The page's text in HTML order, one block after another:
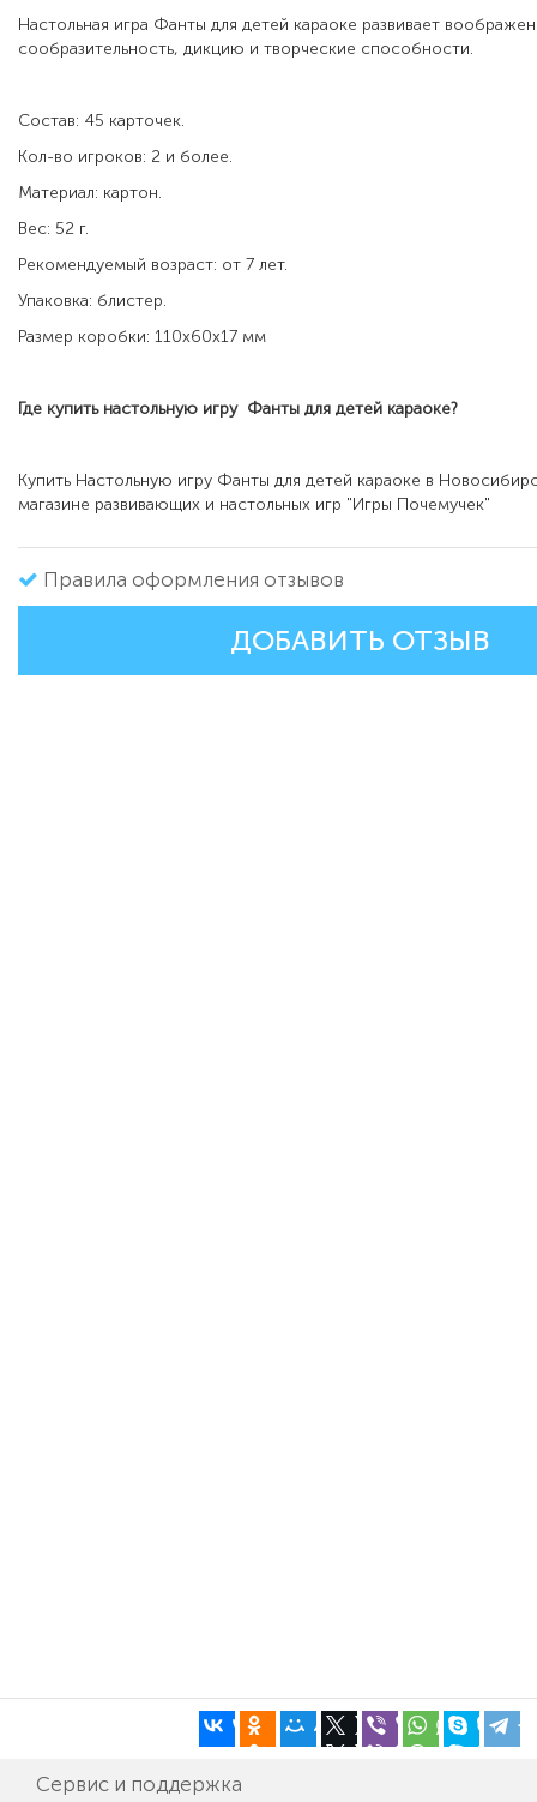
Настольная игра Фанты для детей караоке развивает
сообразительность, дикцию и творческие способности.
Состав: 45 карточек.
Кол-во игроков: 2 и более.
Материал: картон.
Вес: 52 г.
Рекомендуемый возраст: от 7 лет.
Упаковка: блистер.
Размер коробки: 110х60х17 мм
Где купить настольную игру Фанты для детей караоке?
Купить Настольную игру Фанты для детей караоке в
магазине развивающих и настольных игр "Игры Почемучек"
Правила оформления отзывов
ДОБАВИТЬ ОТЗЫВ
Сервис и поддержка